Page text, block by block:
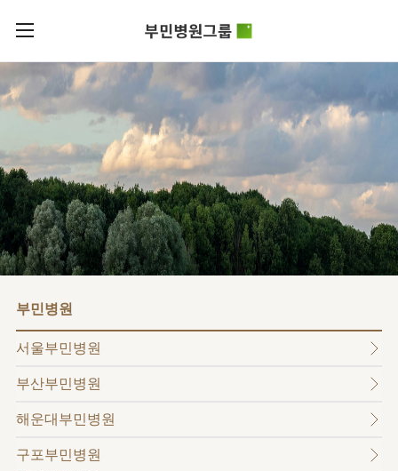
로그인
회원가입
부민병원그룹소개
비전과
부민스토리
이사장소개
HI
HSS
글로벌
얼라이언스
연혁
조직도
오시는길
의료진
외래진료
부민병원그룹소식
사회공헌
후원안내
언론보도
건강토크
입찰공고
부민병원
40주년
역사관
병원/
센터
서울부민병원
부산부민병원
해운대부민병원
프레스티지
라이프케어센터
KOR
ENG
RUS
부민병원
서울부민병원
부산부민병원
해운대부민병원
구포부민병원